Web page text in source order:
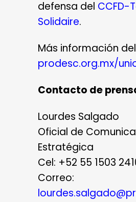
defensa del CCFD-
Solidaire.
Más información
prodesc.org.mx/
Contacto de
Lourdes Salgado
Oficial de
Estratégica
Cel: +52 55 1503
Correo: